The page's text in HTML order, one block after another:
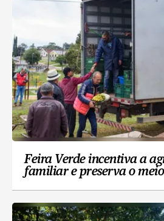
Feira Verde incentiva a
familiar e preserva o